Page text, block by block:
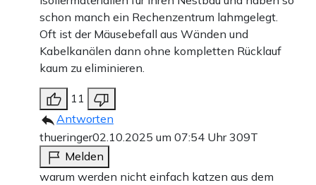
schon manch ein Rechenzentrum lahmgelegt.
Oft ist der Mäusebefall aus Wänden und
Kabelkanälen dann ohne kompletten Rücklauf
kaum zu eliminieren.
11
Antworten
thueringer02.10.2025 um 07:54 Uhr309T
Melden
warum werden nicht einfach katzen aus dem